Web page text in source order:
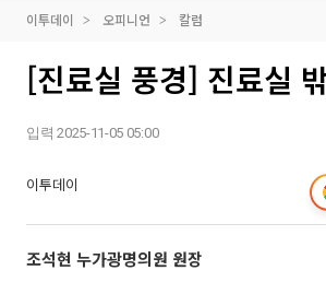
이투데이 오피니언 칼럼
[진료실 풍경] 진료실
입력 2025-11-05 05:00
이투데이
조석현 누가광명의원 원장